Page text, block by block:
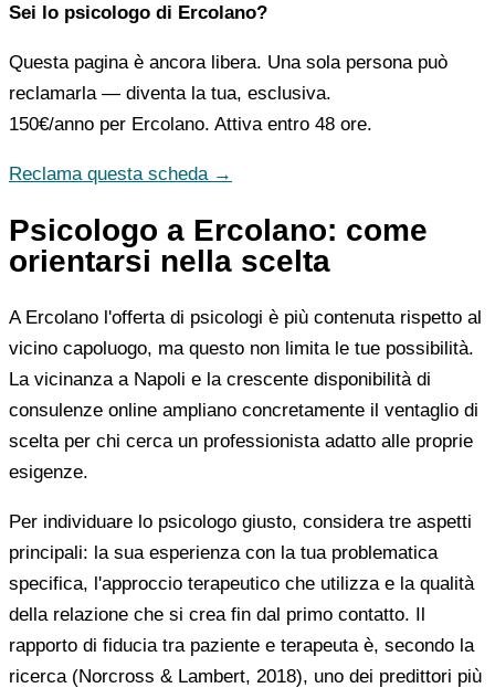
Sei lo psicologo di Ercolano?
Questa pagina è ancora libera. Una sola persona può
reclamarla — diventa la tua, esclusiva.
150€/anno per Ercolano. Attiva entro 48 ore.
Reclama questa scheda →
Psicologo a Ercolano: come
orientarsi nella scelta
A Ercolano l'offerta di psicologi è più contenuta rispetto al
vicino capoluogo, ma questo non limita le tue possibilità.
La vicinanza a Napoli e la crescente disponibilità di
consulenze online ampliano concretamente il ventaglio di
scelta per chi cerca un professionista adatto alle proprie
esigenze.
Per individuare lo psicologo giusto, considera tre aspetti
principali: la sua esperienza con la tua problematica
specifica, l'approccio terapeutico che utilizza e la qualità
della relazione che si crea fin dal primo contatto. Il
rapporto di fiducia tra paziente e terapeuta è, secondo la
ricerca (Norcross & Lambert, 2018), uno dei predittori più